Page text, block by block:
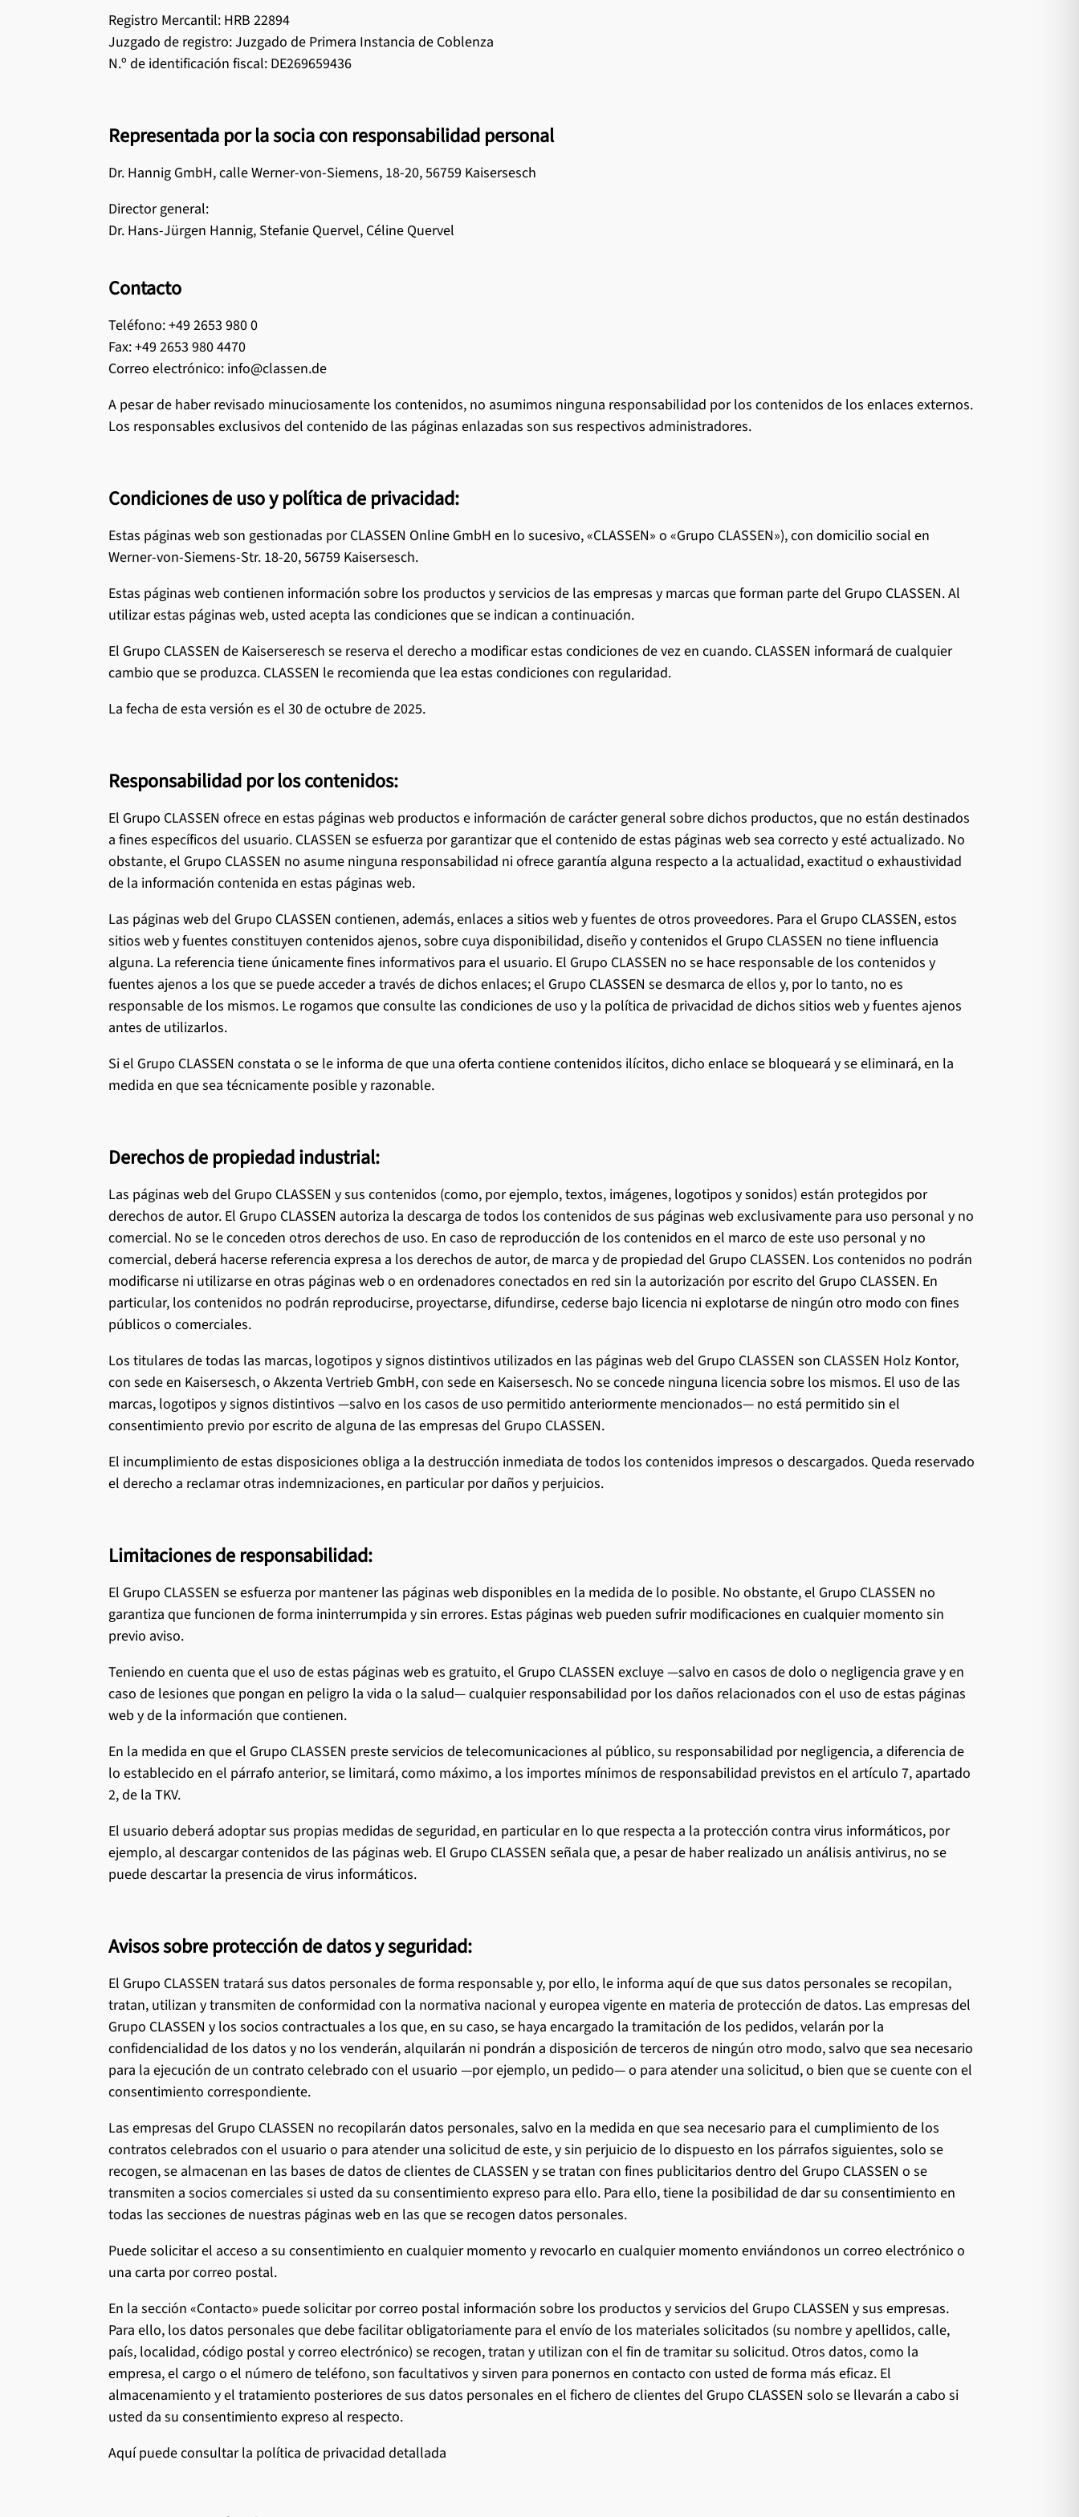
Ver todos los suelos laminados
Actualidad
Registro Mercantil: HRB 22894
Juzgado de registro: Juzgado de Primera Instancia de Coblenza
N.º de identificación fiscal: DE269659436
Representada por la socia con responsabilidad personal
Dr. Hannig GmbH, calle Werner-von-Siemens, 18-20, 56759 Kaisersesch
Director general:
Dr. Hans-Jürgen Hannig, Stefanie Quervel, Céline Quervel
Contacto
Teléfono: +49 2653 980 0
Fax: +49 2653 980 4470
Correo electrónico: info@classen.de
A pesar de haber revisado minuciosamente los contenidos, no asumimos ninguna responsabilidad por los contenidos de los enlaces externos.
Los responsables exclusivos del contenido de las páginas enlazadas son sus respectivos administradores.
Condiciones de uso y política de privacidad:
Estas páginas web son gestionadas por CLASSEN Online GmbH en lo sucesivo, «CLASSEN» o «Grupo CLASSEN»), con domicilio social en
Werner-von-Siemens-Str. 18-20, 56759 Kaisersesch.
Estas páginas web contienen información sobre los productos y servicios de las empresas y marcas que forman parte del Grupo CLASSEN. Al
utilizar estas páginas web, usted acepta las condiciones que se indican a continuación.
El Grupo CLASSEN de Kaiserseresch se reserva el derecho a modificar estas condiciones de vez en cuando. CLASSEN informará de cualquier
cambio que se produzca. CLASSEN le recomienda que lea estas condiciones con regularidad.
La fecha de esta versión es el 30 de octubre de 2025.
Responsabilidad por los contenidos:
El Grupo CLASSEN ofrece en estas páginas web productos e información de carácter general sobre dichos productos, que no están destinados
a fines específicos del usuario. CLASSEN se esfuerza por garantizar que el contenido de estas páginas web sea correcto y esté actualizado. No
obstante, el Grupo CLASSEN no asume ninguna responsabilidad ni ofrece garantía alguna respecto a la actualidad, exactitud o exhaustividad
de la información contenida en estas páginas web.
Las páginas web del Grupo CLASSEN contienen, además, enlaces a sitios web y fuentes de otros proveedores. Para el Grupo CLASSEN, estos
sitios web y fuentes constituyen contenidos ajenos, sobre cuya disponibilidad, diseño y contenidos el Grupo CLASSEN no tiene influencia
alguna. La referencia tiene únicamente fines informativos para el usuario. El Grupo CLASSEN no se hace responsable de los contenidos y
fuentes ajenos a los que se puede acceder a través de dichos enlaces; el Grupo CLASSEN se desmarca de ellos y, por lo tanto, no es
responsable de los mismos. Le rogamos que consulte las condiciones de uso y la política de privacidad de dichos sitios web y fuentes ajenos
antes de utilizarlos.
Si el Grupo CLASSEN constata o se le informa de que una oferta contiene contenidos ilícitos, dicho enlace se bloqueará y se eliminará, en la
medida en que sea técnicamente posible y razonable.
Derechos de propiedad industrial:
Las páginas web del Grupo CLASSEN y sus contenidos (como, por ejemplo, textos, imágenes, logotipos y sonidos) están protegidos por
derechos de autor. El Grupo CLASSEN autoriza la descarga de todos los contenidos de sus páginas web exclusivamente para uso personal y no
comercial. No se le conceden otros derechos de uso. En caso de reproducción de los contenidos en el marco de este uso personal y no
comercial, deberá hacerse referencia expresa a los derechos de autor, de marca y de propiedad del Grupo CLASSEN. Los contenidos no podrán
modificarse ni utilizarse en otras páginas web o en ordenadores conectados en red sin la autorización por escrito del Grupo CLASSEN. En
particular, los contenidos no podrán reproducirse, proyectarse, difundirse, cederse bajo licencia ni explotarse de ningún otro modo con fines
públicos o comerciales.
Los titulares de todas las marcas, logotipos y signos distintivos utilizados en las páginas web del Grupo CLASSEN son CLASSEN Holz Kontor,
con sede en Kaisersesch, o Akzenta Vertrieb GmbH, con sede en Kaisersesch. No se concede ninguna licencia sobre los mismos. El uso de las
marcas, logotipos y signos distintivos —salvo en los casos de uso permitido anteriormente mencionados— no está permitido sin el
consentimiento previo por escrito de alguna de las empresas del Grupo CLASSEN.
El incumplimiento de estas disposiciones obliga a la destrucción inmediata de todos los contenidos impresos o descargados. Queda reservado
el derecho a reclamar otras indemnizaciones, en particular por daños y perjuicios.
Limitaciones de responsabilidad:
El Grupo CLASSEN se esfuerza por mantener las páginas web disponibles en la medida de lo posible. No obstante, el Grupo CLASSEN no
garantiza que funcionen de forma ininterrumpida y sin errores. Estas páginas web pueden sufrir modificaciones en cualquier momento sin
previo aviso.
Teniendo en cuenta que el uso de estas páginas web es gratuito, el Grupo CLASSEN excluye —salvo en casos de dolo o negligencia grave y en
caso de lesiones que pongan en peligro la vida o la salud— cualquier responsabilidad por los daños relacionados con el uso de estas páginas
web y de la información que contienen.
En la medida en que el Grupo CLASSEN preste servicios de telecomunicaciones al público, su responsabilidad por negligencia, a diferencia de
lo establecido en el párrafo anterior, se limitará, como máximo, a los importes mínimos de responsabilidad previstos en el artículo 7, apartado
2, de la TKV.
El usuario deberá adoptar sus propias medidas de seguridad, en particular en lo que respecta a la protección contra virus informáticos, por
ejemplo, al descargar contenidos de las páginas web. El Grupo CLASSEN señala que, a pesar de haber realizado un análisis antivirus, no se
puede descartar la presencia de virus informáticos.
Avisos sobre protección de datos y seguridad:
El Grupo CLASSEN tratará sus datos personales de forma responsable y, por ello, le informa aquí de que sus datos personales se recopilan,
tratan, utilizan y transmiten de conformidad con la normativa nacional y europea vigente en materia de protección de datos. Las empresas del
Grupo CLASSEN y los socios contractuales a los que, en su caso, se haya encargado la tramitación de los pedidos, velarán por la
confidencialidad de los datos y no los venderán, alquilarán ni pondrán a disposición de terceros de ningún otro modo, salvo que sea necesario
para la ejecución de un contrato celebrado con el usuario —por ejemplo, un pedido— o para atender una solicitud, o bien que se cuente con el
consentimiento correspondiente.
Las empresas del Grupo CLASSEN no recopilarán datos personales, salvo en la medida en que sea necesario para el cumplimiento de los
contratos celebrados con el usuario o para atender una solicitud de este, y sin perjuicio de lo dispuesto en los párrafos siguientes, solo se
recogen, se almacenan en las bases de datos de clientes de CLASSEN y se tratan con fines publicitarios dentro del Grupo CLASSEN o se
transmiten a socios comerciales si usted da su consentimiento expreso para ello. Para ello, tiene la posibilidad de dar su consentimiento en
todas las secciones de nuestras páginas web en las que se recogen datos personales.
Puede solicitar el acceso a su consentimiento en cualquier momento y revocarlo en cualquier momento enviándonos un correo electrónico o
una carta por correo postal.
En la sección «Contacto» puede solicitar por correo postal información sobre los productos y servicios del Grupo CLASSEN y sus empresas.
Para ello, los datos personales que debe facilitar obligatoriamente para el envío de los materiales solicitados (su nombre y apellidos, calle,
país, localidad, código postal y correo electrónico) se recogen, tratan y utilizan con el fin de tramitar su solicitud. Otros datos, como la
empresa, el cargo o el número de teléfono, son facultativos y sirven para ponernos en contacto con usted de forma más eficaz. El
almacenamiento y el tratamiento posteriores de sus datos personales en el fichero de clientes del Grupo CLASSEN solo se llevarán a cabo si
usted da su consentimiento expreso al respecto.
Aquí puede consultar la política de privacidad detallada